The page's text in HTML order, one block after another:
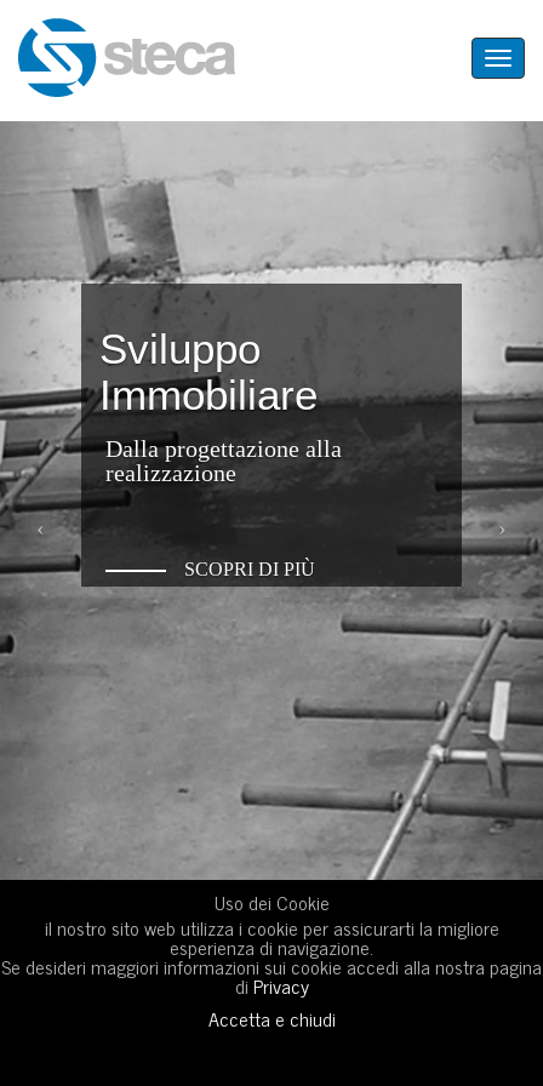
Toggle
Sviluppo
Immobiliare
Dalla progettazione alla
realizzazione
SCOPRI DI PIÙ
Uso dei Cookie
il nostro sito web utilizza i cookie per assicurarti la migliore
esperienza di navigazione.
Se desideri maggiori informazioni sui cookie accedi alla nostra pagina
diPrivacy
Accetta e chiudi